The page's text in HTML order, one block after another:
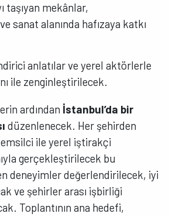
taşıyan mekânlar,
sanat alanında hafızaya katkı
anlatılar ve yerel aktörlerle
ile zenginleştirilecek.
ardından İstanbul’da bir
düzenlenecek. Her şehirden
ile yerel iştirakçi
gerçekleştirilecek bu
deneyimler değerlendirilecek, iyi
ve şehirler arası işbirliği
Toplantının ana hedefi,